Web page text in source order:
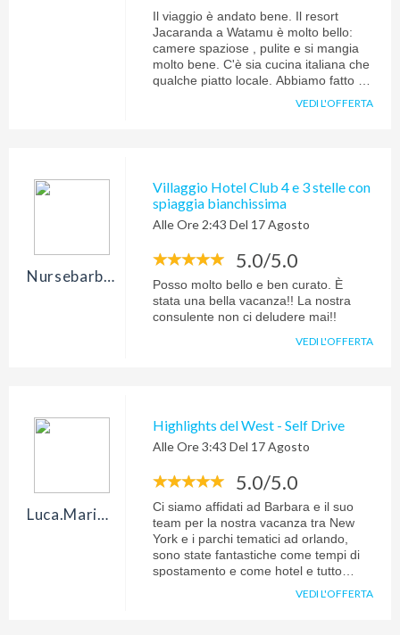
Il viaggio è andato bene. Il resort
Jacaranda a Watamu è molto bello:
camere spaziose , pulite e si mangia
molto bene. C'è sia cucina italiana che
qualche piatto locale. Abbiamo fatto tre
cultura locale, il paese, gli animali ecc..
Il viaggio è stato organizzato alla
perfezione da Manuela Iadicola,che ci
ricordandoci di fare i visti, i check -in
ecc..Torneremo sicuramente
VEDI L'OFFERTA
Nursebarbara73
Villaggio Hotel Club 4 e 3 stelle con
spiaggia bianchissima
Alle Ore 2:43 Del 17 Agosto
5.0/5.0
Posso molto bello e ben curato. È
stata una bella vacanza!! La nostra
consulente non ci deludere mai!!
VEDI L'OFFERTA
Luca.mariotti1977
Highlights del West - Self Drive
Alle Ore 3:43 Del 17 Agosto
5.0/5.0
Ci siamo affidati ad Barbara e il suo
team per la nostra vacanza tra New
York e i parchi tematici ad orlando,
sono state fantastiche come tempi di
spostamento e come hotel e tutto
VEDI L'OFFERTA